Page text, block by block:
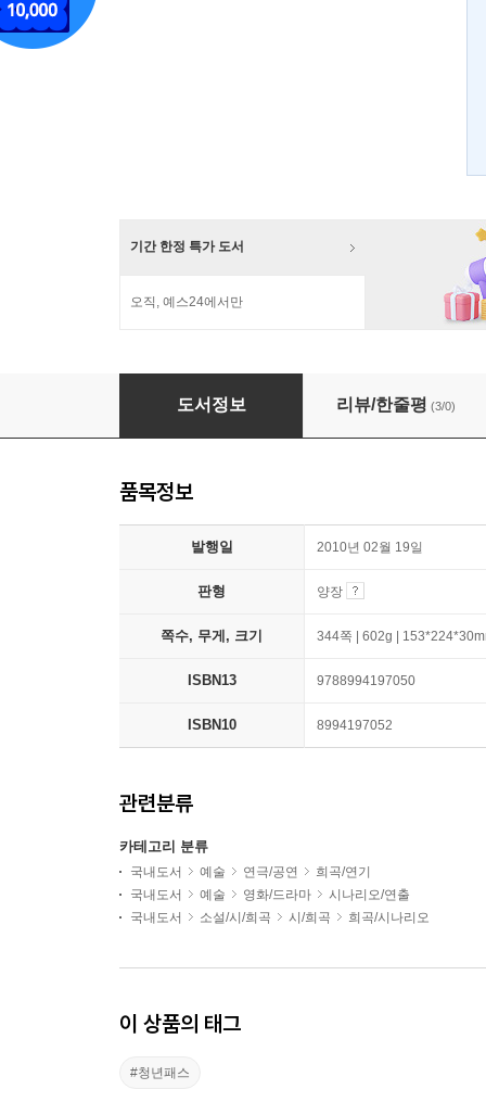
기간 한정 특가 도서
오직, 예스24에서만
거짓말 2
도서정보 리뷰/한줄평 (3/0)
품목정보
발행일 2010년 02월 19일
판형 양장
쪽수, 무게, 크기 344쪽 | 602g |
ISBN13 9788994197050
ISBN10 8994197052
관련분류
카테고리 분류
국내도서 예술 연극/공연
희곡/연기
국내도서
예술 영화/드라마
시나리오/연출
국내도서
소설/시/희곡 시/희곡 희곡/시나리오
이 상품의 태그
#청년패스